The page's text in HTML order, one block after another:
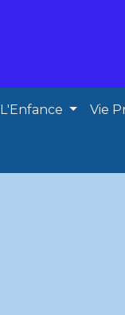
L'Enfance Vie